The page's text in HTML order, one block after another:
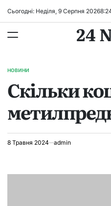
Сьогодні: Неділя, 9 Серпня 20268:
24
ОПУБЛІКУВАТИ
НОВИНИ
Скільки
8 Травня 2024 admin